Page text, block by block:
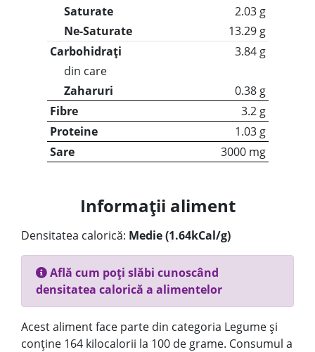
Saturate
2.03 g
Ne-Saturate
13.29 g
Carbohidrați
3.84 g
din care
Zaharuri
0.38 g
Fibre
3.2 g
Proteine
1.03 g
Sare
3000 mg
Informații aliment
Densitatea calorică: Medie (1.64kCal/g)
Află cum poți slăbi cunoscând
densitatea calorică a alimentelor
Acest aliment face parte din categoria Legume și
conține 164 kilocalorii la 100 de grame. Consumul a